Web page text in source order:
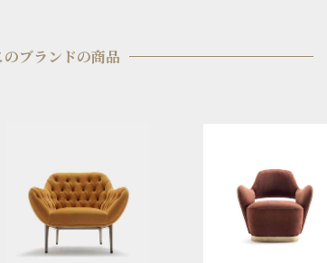
のブランドの商品